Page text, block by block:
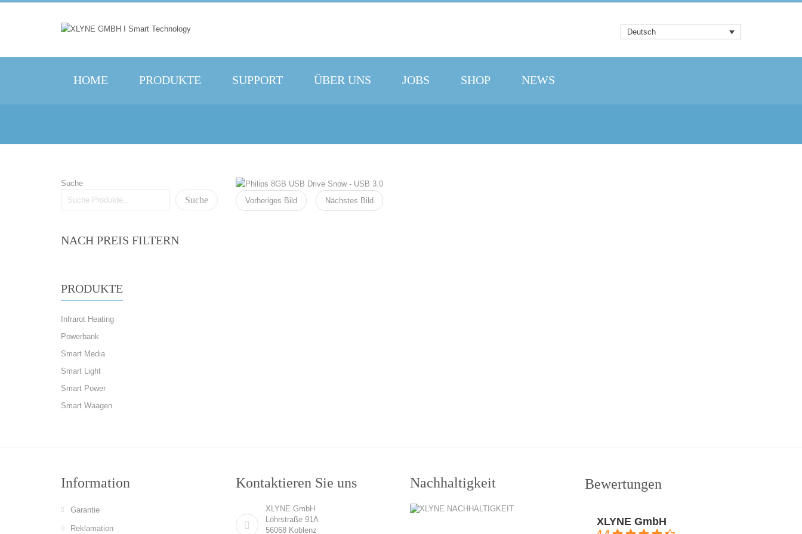
Deutsch
HOME PRODUKTE SUPPORT ÜBER UNS JOBS SHOP NEWS
Suche
Suche
NACH PREIS FILTERN
PRODUKTE
Infrarot Heating
Powerbank
Smart Media
Smart Light
Smart Power
Smart Waagen
Vorheriges Bild Nächstes Bild
Information
Garantie
Reklamation
Kontaktieren Sie uns
XLYNE GmbH
Löhrstraße 91A
56068 Koblenz
Nachhaltigkeit Bewertungen
XLYNE GmbH